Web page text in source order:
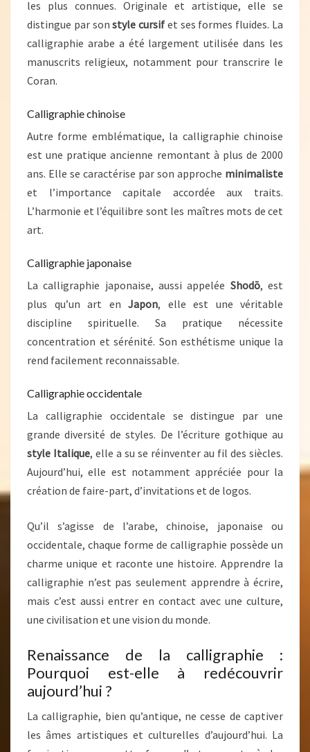
les plus connues. Originale et artistique, elle se
distingue par sonstyle cursif et ses formes fluides. La
calligraphie arabe a été largement utilisée dans les
manuscrits religieux, notamment pour transcrire le
Coran.
Calligraphie chinoise
Autre forme emblématique, la calligraphie chinoise
est une pratique ancienne remontant à plus de 2000
ans. Elle se caractérise par son approche minimaliste
et l’importance capitale accordée aux traits.
L’harmonie et l’équilibre sont les maîtres mots de cet
art.
Calligraphie japonaise
La calligraphie japonaise, aussi appelée Shodō, est
plus qu’un art en Japon, elle est une véritable
discipline spirituelle. Sa pratique nécessite
concentration et sérénité. Son esthétisme unique la
rend facilement reconnaissable.
Calligraphie occidentale
La calligraphie occidentale se distingue par une
grande diversité de styles. De l’écriture gothique au
style Italique, elle a su se réinventer au fil des siècles.
Aujourd’hui, elle est notamment appréciée pour la
création de faire-part, d’invitations et de logos.
Qu’il s’agisse de l’arabe, chinoise, japonaise ou
occidentale, chaque forme de calligraphie possède un
charme unique et raconte une histoire. Apprendre la
calligraphie n’est pas seulement apprendre à écrire,
mais c’est aussi entrer en contact avec une culture,
une civilisation et une vision du monde.
Renaissance de la calligraphie :
Pourquoi est-elle à redécouvrir
aujourd’hui ?
La calligraphie, bien qu’antique, ne cesse de captiver
les âmes artistiques et culturelles d’aujourd’hui. La